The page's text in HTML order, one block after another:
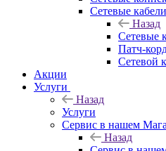
Сетевые кабели
Назад
Сетевые
Патч-
Сетевой
Акции
Услуги
Назад
Услуги
Сервис в нашем
Назад